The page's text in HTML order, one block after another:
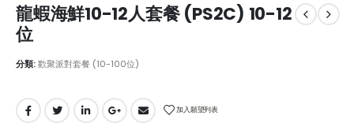
龍蝦海鮮10-12人套餐 (PS2C) 10-12
位
分類:歡聚派對套餐 (10-100位)
加入願望列表